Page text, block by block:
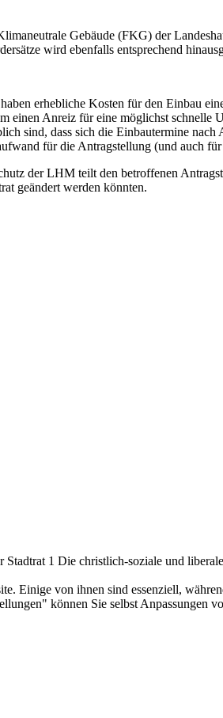
Gebäude (FKG) der
wird ebenfalls entsprechend
erhebliche Kosten für den Einbau
einen Anreiz für eine möglichst
sind, dass sich die Einbautermine
für die Antragstellung (und auch
der LHM teilt den betroffenen
geändert werden könnten.
1 Die christlich-soziale und
Einige von ihnen sind essenziell,
können Sie selbst Anpassungen